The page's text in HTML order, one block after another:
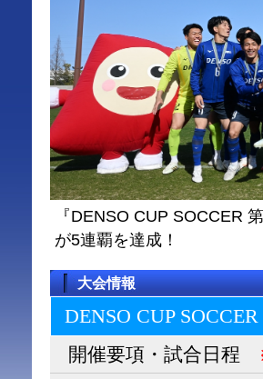
『DENSO CUP SOCCER
が5連覇を達成！
大会情報
DENSO CUP
開催要項・試合日程